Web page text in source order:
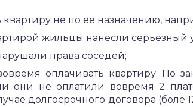
не по ее назначению,
жильцы нанесли
права соседей;
оплачивать квартиру. По
они не оплатили вовремя 2
долгосрочного договора (боле